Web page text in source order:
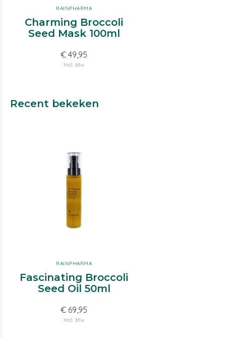
RAINPHARMA
Charming Broccoli
Seed Mask 100ml
€ 49,95
Incl. btw
Recent bekeken
RAINPHARMA
Fascinating Broccoli
Seed Oil 50ml
€ 69,95
Incl. btw